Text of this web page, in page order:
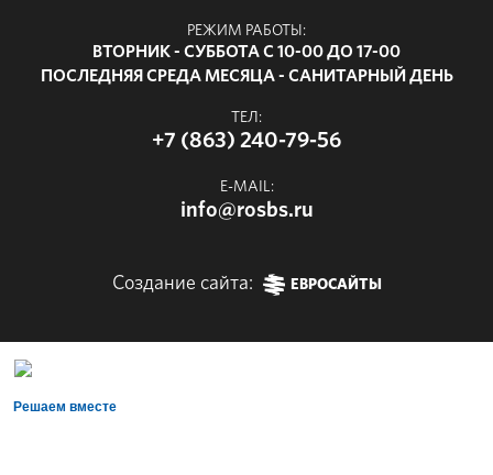
РЕЖИМ РАБОТЫ:
ВТОРНИК - СУББОТА С 10-00 ДО 17-00
ПОСЛЕДНЯЯ СРЕДА МЕСЯЦА - САНИТАРНЫЙ ДЕНЬ
ТЕЛ:
+7 (863) 240-79-56
E-MAIL:
info@rosbs.ru
Создание сайта: ЕВРОСАЙТЫ
Решаем вместе